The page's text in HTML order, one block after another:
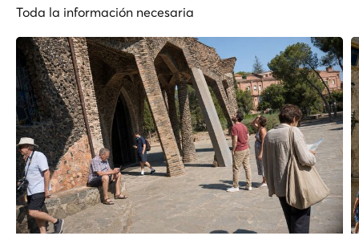
Toda la información necesaria